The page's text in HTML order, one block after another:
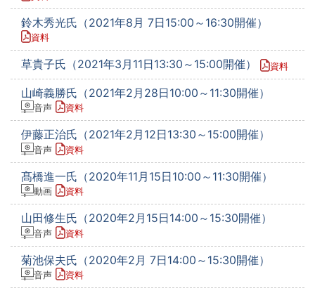
鈴木秀光氏（2021年8月 7日15:00～16:30開催）
資料
草貴子氏（2021年3月11日13:30～15:00開催） 資料
山崎義勝氏（2021年2月28日10:00～11:30開催）
音声 資料
伊藤正治氏（2021年2月12日13:30～15:00開催）
音声 資料
髙橋進一氏（2020年11月15日10:00～11:30開催）
動画 資料
山田修生氏（2020年2月15日14:00～15:30開催）
音声 資料
菊池保夫氏（2020年2月 7日14:00～15:30開催）
音声 資料